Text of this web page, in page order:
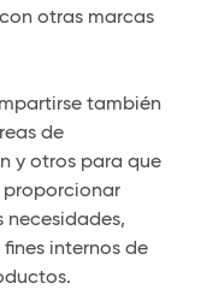
otras marcas
también
de
y otros para que
proporcionar
necesidades,
internos de